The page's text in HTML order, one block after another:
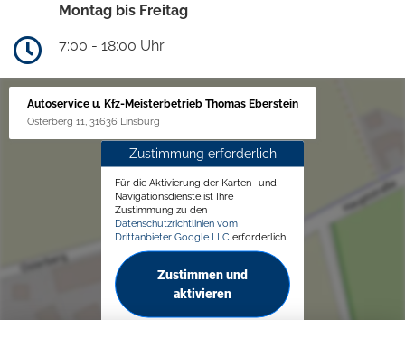
Montag bis Freitag
7:00 - 18:00 Uhr
Autoservice u. Kfz-Meisterbetrieb Thomas Eberstein
Osterberg 11, 31636 Linsburg
Zustimmung erforderlich
Für die Aktivierung der Karten- und
Navigationsdienste ist Ihre
Zustimmung zu den
Datenschutzrichtlinien vom
Drittanbieter Google LLC erforderlich.
Zustimmen und
aktivieren